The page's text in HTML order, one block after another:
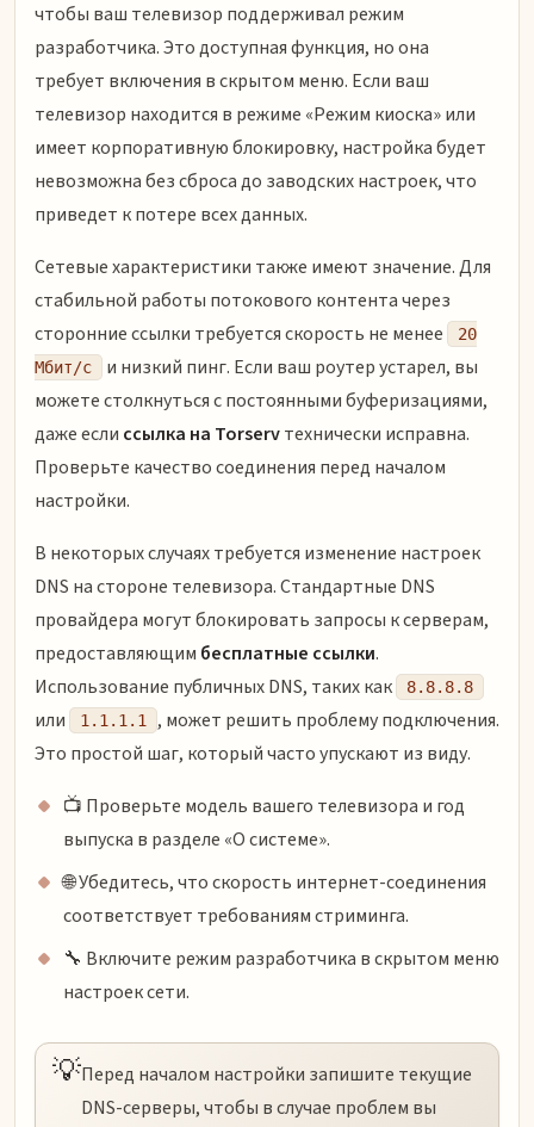
чтобы ваш телевизор поддерживал режим
разработчика. Это доступная функция, но она
требует включения в скрытом меню. Если ваш
телевизор находится в режиме «Режим киоска» или
имеет корпоративную блокировку, настройка будет
невозможна без сброса до заводских настроек, что
приведет к потере всех данных.
Сетевые характеристики также имеют значение. Для
стабильной работы потокового контента через
сторонние ссылки требуется скорость не менее
20
Мбит/с
и низкий пинг. Если ваш роутер устарел, вы
можете столкнуться с постоянными буферизациями,
даже если ссылка на Torservтехнически исправна.
Проверьте качество соединения перед началом
настройки.
В некоторых случаях требуется изменение настроек
DNS на стороне телевизора. Стандартные DNS
провайдера могут блокировать запросы к серверам,
предоставляющим бесплатные ссылки.
Использование публичных DNS, таких как
8.8.8.8
или 1.1.1.1
, может решить проблему подключения.
Это простой шаг, который часто упускают из виду.
📺 Проверьте модель вашего телевизора и год
выпуска в разделе «О системе».
🌐 Убедитесь, что скорость интернет-соединения
соответствует требованиям стриминга.
🔧 Включите режим разработчика в скрытом меню
настроек сети.
💡Перед началом настройки запишите текущие
DNS-серверы, чтобы в случае проблем вы